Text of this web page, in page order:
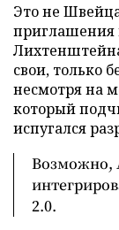
Это не
приглашения
свои, только
несмотря на
который
испугался
Возможно,
2.0.